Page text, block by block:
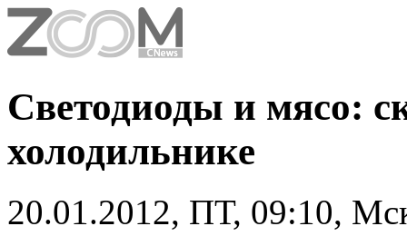
Светодиоды и мясо:
холодильнике
20.01.2012, ПТ, 09:10,